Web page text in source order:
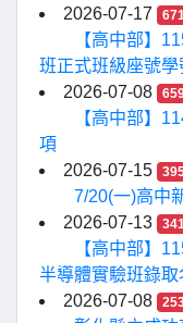
2026-07-17
【高中部】
班正式班級座號學
2026-07-08
【高中部】
項
2026-07-15
7/20(一)高中
2026-07-13
【高中部】
半導體實驗班錄取
2026-07-08